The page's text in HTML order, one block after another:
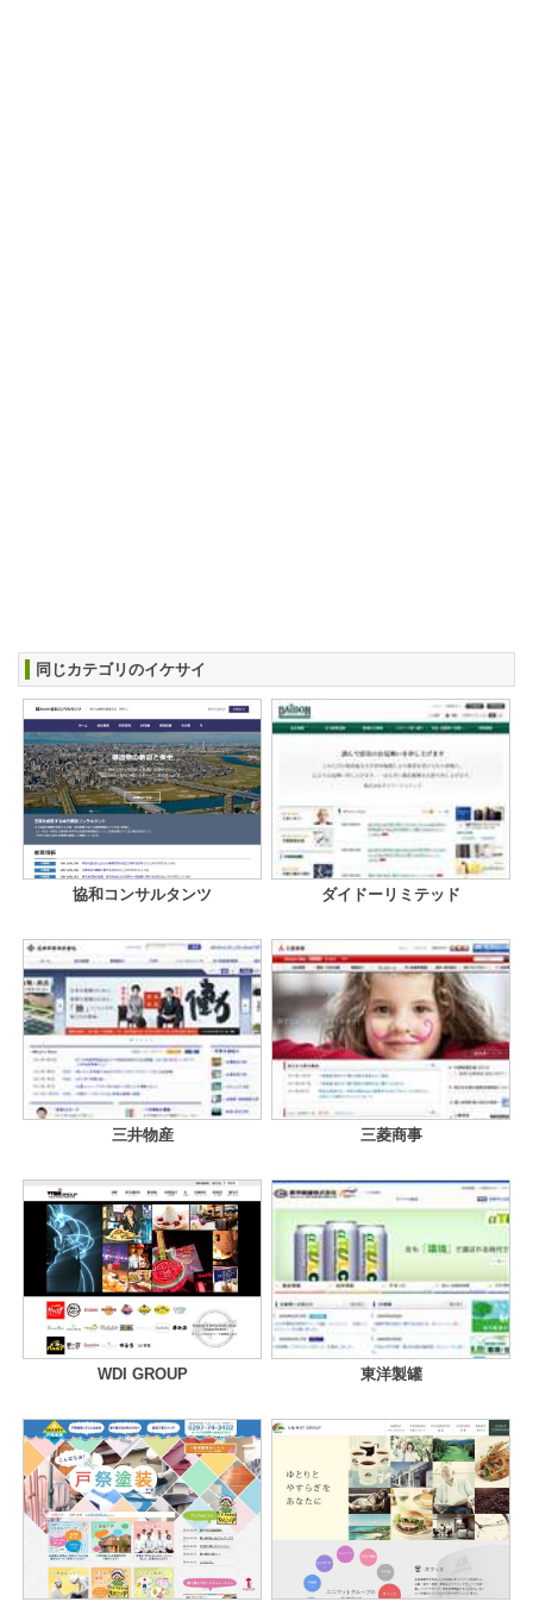
同じカテゴリのイケサイ
協和コンサルタンツ ダイドーリミテッド
三井物産 三菱商事
WDI GROUP 東洋製罐